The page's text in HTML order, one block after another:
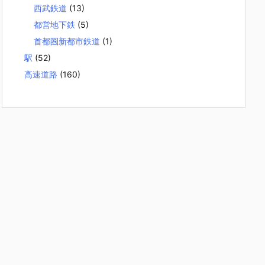
西武鉄道 (13)
都営地下鉄 (5)
首都圏新都市鉄道 (1)
駅 (52)
高速道路 (160)